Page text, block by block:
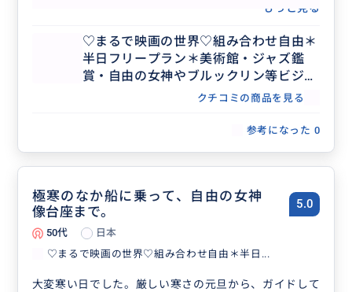
もっと見る
♡まるで映画の世界♡組み合わせ自由＊
半日フリープラン＊美術館・ジャズ鑑
賞・自由の女神やブルックリン等ビジネ
ス渡航にもおすすめ♡人数上限なし
クチコミの商品を見る
参考になった 0
極寒のなか船に乗って、自由の女神
像台座まで。
5.0
50代
日本
♡まるで映画の世界♡組み合わせ自由＊半日...
大変寒い日でした。厳しい寒さの元旦から、ガイドして